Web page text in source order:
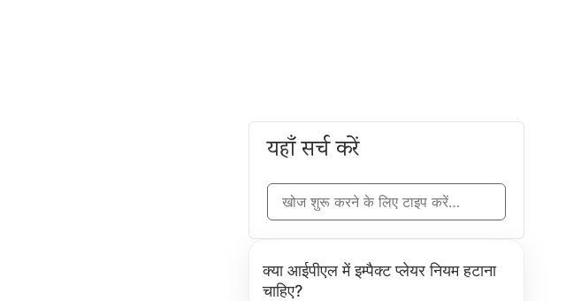
यहाँ सर्च करें
क्या आईपीएल में इम्पैक्ट प्लेयर नियम हटाना
चाहिए?